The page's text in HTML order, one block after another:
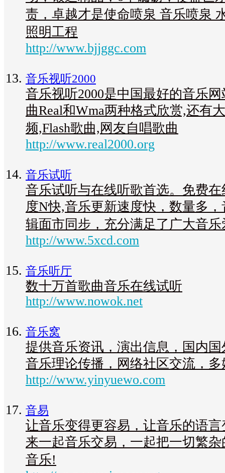
责，卓越才是使命喷泉 音乐喷泉
照明工程
http://www.bjjggc.com
音乐视听2000
音乐视听2000是中国最好的音乐
曲Real和Wma两种格式欣赏,还有
频,Flash歌曲,网友自唱歌曲
http://www.real2000.org
音乐试听
音乐试听与在线听歌首选。免费
度N快,音乐更新速度快，数量多
辑面市同步，充分满足了广大音
http://www.5xcd.com
音乐听厅
数十万首歌曲音乐在线试听
http://www.nowok.net
音乐窝
提供音乐资讯，演出信息，国内
音乐理论传播，网络社区交流，
http://www.yinyuewo.com
音易
让音乐变得更容易，让音乐的语
来一起音乐交易，一起把一切繁
音乐!